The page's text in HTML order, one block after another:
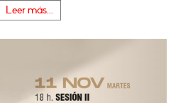
Leer más...